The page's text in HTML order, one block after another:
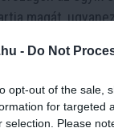
- Do Not
opt-out of the sale,
for targeted
selection. Please
magát,
és az
balosnak
hogy mit